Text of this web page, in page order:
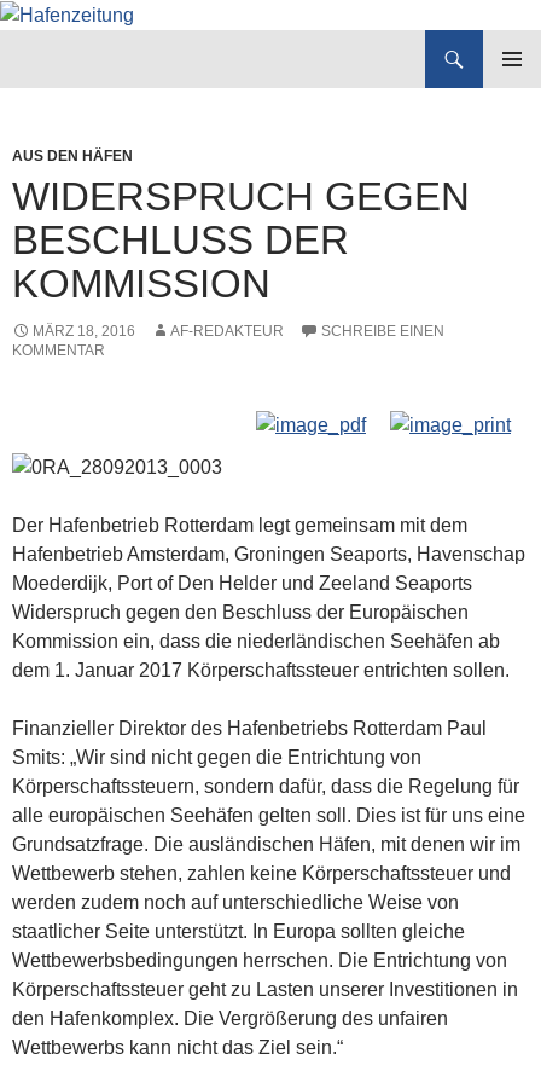
AUS DEN HÄFEN
WIDERSPRUCH GEGEN
BESCHLUSS DER
KOMMISSION
MÄRZ 18, 2016 AF-REDAKTEUR
SCHREIBE EINEN
KOMMENTAR
Der Hafenbetrieb Rotterdam legt gemeinsam mit dem
Hafenbetrieb Amsterdam, Groningen Seaports, Havenschap
Moederdijk, Port of Den Helder und Zeeland Seaports
Widerspruch gegen den Beschluss der Europäischen
Kommission ein, dass die niederländischen Seehäfen ab
dem 1. Januar 2017 Körperschaftssteuer entrichten sollen.
Finanzieller Direktor des Hafenbetriebs Rotterdam Paul
Smits: „Wir sind nicht gegen die Entrichtung von
Körperschaftssteuern, sondern dafür, dass die Regelung für
alle europäischen Seehäfen gelten soll. Dies ist für uns eine
Grundsatzfrage. Die ausländischen Häfen, mit denen wir im
Wettbewerb stehen, zahlen keine Körperschaftssteuer und
werden zudem noch auf unterschiedliche Weise von
staatlicher Seite unterstützt. In Europa sollten gleiche
Wettbewerbsbedingungen herrschen. Die Entrichtung von
Körperschaftssteuer geht zu Lasten unserer Investitionen in
den Hafenkomplex. Die Vergrößerung des unfairen
Wettbewerbs kann nicht das Ziel sein.“